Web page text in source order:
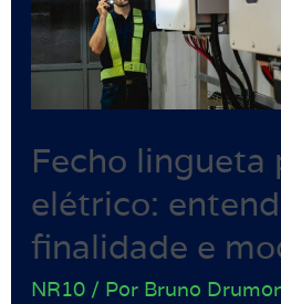
Fecho lingueta
elétrico:
finalidade e
NR10/ Por Bruno